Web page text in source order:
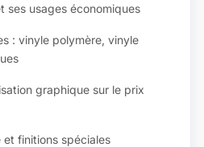
ses usages économiques
: vinyle polymère, vinyle
graphique sur le prix
finitions spéciales